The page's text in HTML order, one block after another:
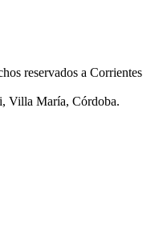
reservados a Corrientes
Villa María, Córdoba.